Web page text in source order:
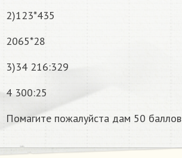
2)123*435
2065*28
3)34 216:329
4 300:25
Помагите пожалуйста дам 50 баллов